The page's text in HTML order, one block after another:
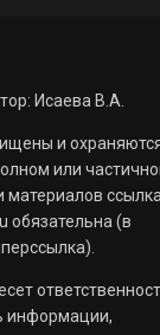
Исаева В.А.
и
или
материалов
обязательна (в
информации,